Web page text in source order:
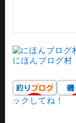
にほんブログ村
ックしてね！